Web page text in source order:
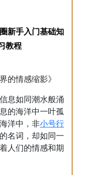
的情感缩影》
息如同潮水般涌
的海洋中一叶孤
洋中，非小号行
名词，却如同一
人们的情感和期